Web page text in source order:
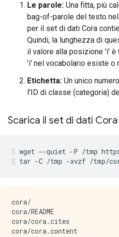
Le parole: Una fitta, più
bag-of-parole del testo
per il set di dati Cora
Quindi, la lunghezza di
il valore alla posizione 'i'
'i' nel vocabolario esiste o
Etichetta: Un unico
l'ID di classe (categoria)
Scarica il set di dati Cora
wget --quiet -P /tmp
tar -C /tmp -xvzf /tmp/
cora/
cora/README
cora/cora.cites